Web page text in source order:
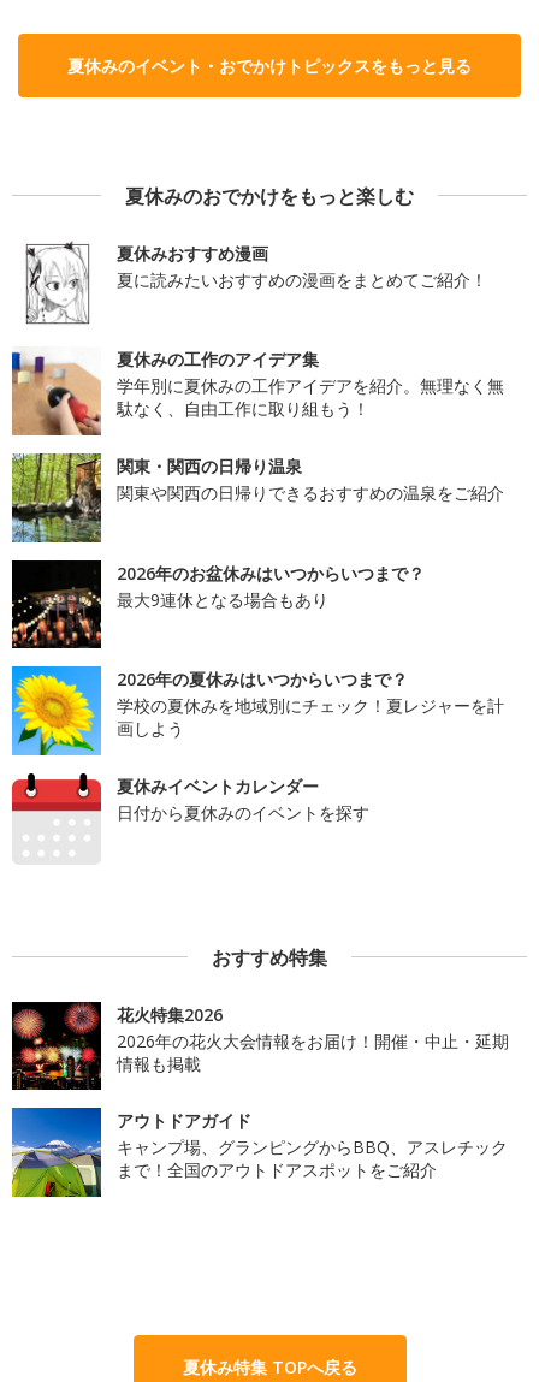
夏休みのイベント・おでかけトピックスをもっと見る
夏休みのおでかけをもっと楽しむ
夏休みおすすめ漫画
夏に読みたいおすすめの漫画をまとめてご紹介！
夏休みの工作のアイデア集
学年別に夏休みの工作アイデアを紹介。無理なく無
駄なく、自由工作に取り組もう！
関東・関西の日帰り温泉
関東や関西の日帰りできるおすすめの温泉をご紹介
2026年のお盆休みはいつからいつまで？
最大9連休となる場合もあり
2026年の夏休みはいつからいつまで？
学校の夏休みを地域別にチェック！夏レジャーを計
画しよう
夏休みイベントカレンダー
日付から夏休みのイベントを探す
おすすめ特集
花火特集2026
2026年の花火大会情報をお届け！開催・中止・延期
情報も掲載
アウトドアガイド
キャンプ場、グランピングからBBQ、アスレチック
まで！全国のアウトドアスポットをご紹介
夏休み特集 TOPへ戻る